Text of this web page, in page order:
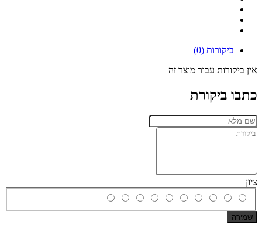
ביקורות (0)
אין ביקורות עבור מוצר זה
כתבו ביקורת
ציון
שמירה